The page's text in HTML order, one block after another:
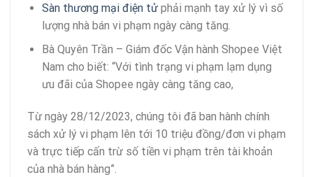
Sàn thương mại điện tửphải mạnh tay xử lý vì số
lượng nhà bán vi phạm ngày càng tăng.
Bà Quyên Trần – Giám đốc Vận hành Shopee Việt
Nam cho biết: “Với tình trạng vi phạm lạm dụng
ưu đãi của Shopee ngày càng tăng cao,
Từ ngày 28/12/2023, chúng tôi đã ban hành chính
sách xử lý vi phạm lên tới 10 triệu đồng/đơn vi phạm
và trực tiếp cấn trừ số tiền vi phạm trên tài khoản
của nhà bán hàng”.